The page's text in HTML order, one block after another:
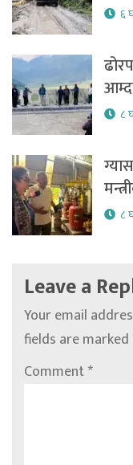
६
८
८
Leave a
Your email
fields are marked
Comment*